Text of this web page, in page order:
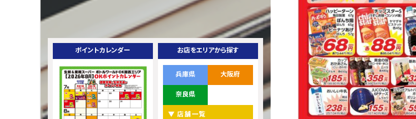
ポイントカレンダー お店をエリアから探す
兵庫県 大阪府
奈良県
▼ 店舗一覧